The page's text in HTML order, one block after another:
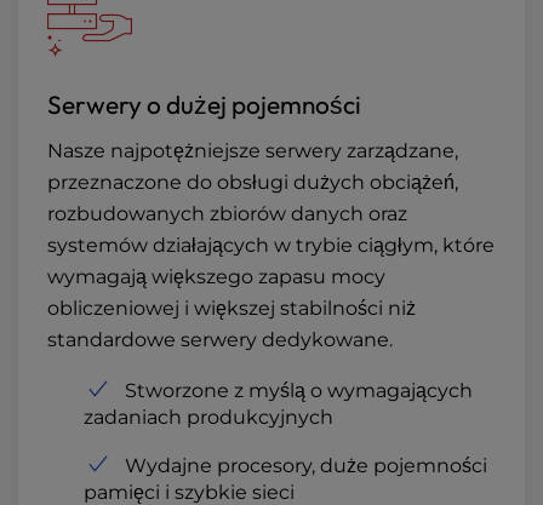
Serwery o dużej pojemności
Nasze najpotężniejsze serwery zarządzane,
przeznaczone do obsługi dużych obciążeń,
rozbudowanych zbiorów danych oraz
systemów działających w trybie ciągłym, które
wymagają większego zapasu mocy
obliczeniowej i większej stabilności niż
standardowe serwery dedykowane.
Stworzone z myślą o wymagających
zadaniach produkcyjnych
Wydajne procesory, duże pojemności
pamięci i szybkie sieci